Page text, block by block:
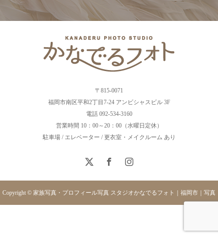
〒815-0071
福岡市南区平和2丁目7-24 アンビシャスビル 3F
電話 092-534-3160
営業時間 10：00～20：00（水曜日定休）
駐車場 / エレベーター / 更衣室・メイクルーム あり
Copyright © 家族写真・プロフィール写真 スタジオかなでるフォト｜福岡市｜写真